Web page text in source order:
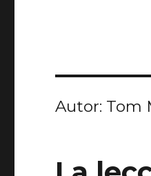
Autor: Tom